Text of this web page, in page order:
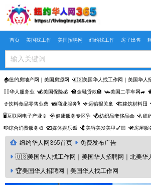
Skip to main content
首页 美国找工作 美国招聘网 纽约找工作 房子出售
🏠纽约房地产网｜美国房源网 🇺🇸美国华人找工作网｜美国华人
🤵‍♀️华人服务业 💰美国保险💰 🏦金融贷款🏦 🚗美国二手车网🚙
🥤饮料食品零售业🍟 📸商业服务🎙️ ✈️运输报关🚢 🏗️建筑材料🪟
🖥️互联网电子产业📱 🩺健康服务专区🩺 💍纺织品奢侈品👜 🛴纽
🎼综合消费服务🎨 🎞️媒体娱乐📻 💈美容美发美甲💅🏻 ⚒️房屋服
纽约华人网365首页
免费发布广告
🇺🇸美国华人找工作网｜美国华人招聘网｜北美华
🏆美国华人招聘网｜美国华人找工作网